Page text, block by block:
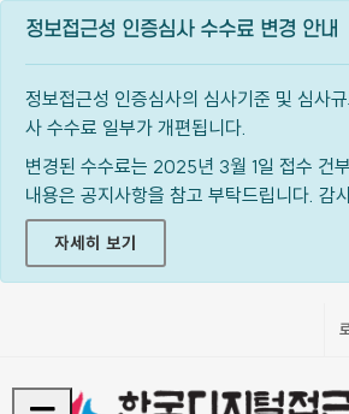
정보접근성 인증심사 수수료 변경 안내
정보접근성 인증심사의 심사기준 및 심사
사 수수료 일부가 개편됩니다.
변경된 수수료는 2025년 3월 1일 접수 건
내용은 공지사항을 참고 부탁드립니다. 감
자세히 보기